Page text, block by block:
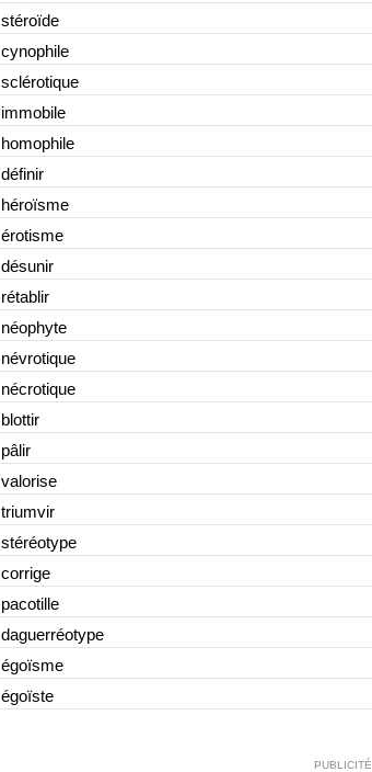
stéroïde
cynophile
sclérotique
immobile
homophile
définir
héroïsme
érotisme
désunir
rétablir
néophyte
névrotique
nécrotique
blottir
pâlir
valorise
triumvir
stéréotype
corrige
pacotille
daguerréotype
égoïsme
égoïste
PUBLICITÉ